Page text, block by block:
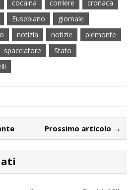
cocaina corriere
cronaca
Eusebiano
giornale
notizia notizie
piemonte
spacciatore
Stato
Prossimo articolo →